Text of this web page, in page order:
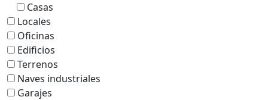
Casas
Locales
Oficinas
Edificios
Terrenos
Naves industriales
Garajes